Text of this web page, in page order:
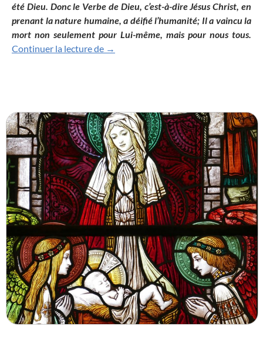
été Dieu. Donc le Verbe de Dieu, c’est-à-dire Jésus Christ, en
prenant la nature humaine, a déifié l’humanité; Il a vaincu la
mort non seulement pour Lui-même, mais pour nous tous.
Continuer la lecture de Homélie de Noël
→